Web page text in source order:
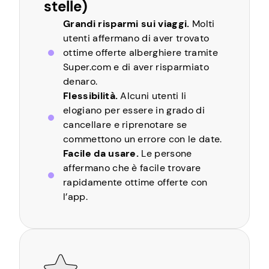
stelle)
Grandi risparmi sui viaggi. Molti
utenti affermano di aver trovato
ottime offerte alberghiere tramite
Super.com e di aver risparmiato
denaro.
Flessibilità.Alcuni utenti li
elogiano per essere in grado di
cancellare e riprenotare se
commettono un errore con le date.
Facile da usare. Le persone
affermano che è facile trovare
rapidamente ottime offerte con
l’app.